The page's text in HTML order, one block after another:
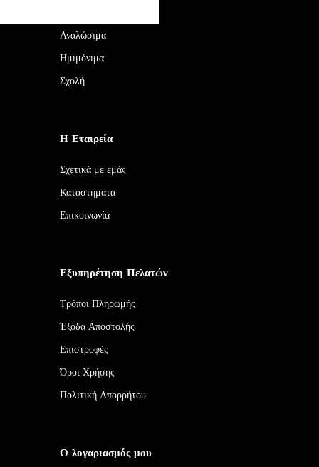
Αναλώσιμα
Ημιμόνιμα
Σχολή
Η Εταιρεία
Σχετικά με εμάς
Καταστήματα
Επικοινωνία
Εξυπηρέτηση Πελατών
Τρόποι Πληρωμής
Έξοδα Αποστολής
Επιστροφές
Όροι Χρήσης
Πολιτική Απορρήτου
Ο λογαριασμός μου